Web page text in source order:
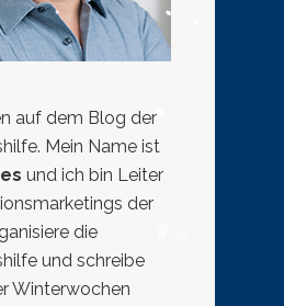
auf dem Blog der
Mein Name ist
und ich bin Leiter
der
die
und schreibe
Winterwochen